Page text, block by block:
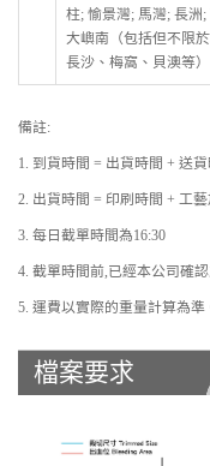
柱; 愉景灣; 馬灣; 長洲
大嶼南（包括但不限
長沙、梅窩、貝澳等）
備註:
1. 到貨時間 = 出貨時間 + 送貨
2. 出貨時間 = 印刷時間 + 工
3. 每日截單時間為16:30
4. 截單時間前,已經本公司確
5. 運費以實際的重量計算為準
檔案要求